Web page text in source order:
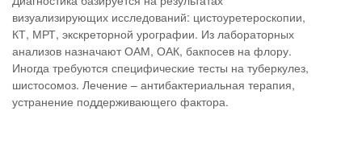
визуализирующих исследований: цистоуретероскопии,
КТ, МРТ, экскреторной урографии. Из лабораторных
анализов назначают ОАМ, ОАК, бакпосев на флору.
Иногда требуются специфические тесты на туберкулез,
шистосомоз. Лечение – антибактериальная терапия,
устранение поддерживающего фактора.